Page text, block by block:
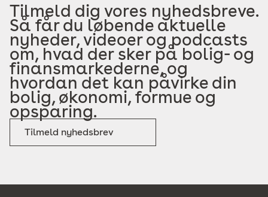
Tilmeld dig vores nyhedsbreve.
Så får du løbende aktuelle
nyheder, videoer og podcasts
om, hvad der sker på bolig- og
finansmarkederne, og
hvordan det kan påvirke din
bolig, økonomi, formue og
opsparing.
Tilmeld nyhedsbrev